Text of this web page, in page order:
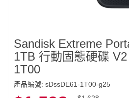
Sandisk Extreme
1TB 行動固態硬碟
1T00
產品編號: sDssDE61-1T00-g25